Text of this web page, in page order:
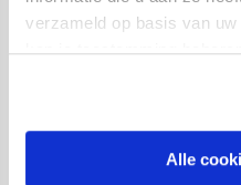
verzameld op basis van
kan je toestemming
Alle
Jong FC Utrecht - Telstar
29. Mohamed Mallahi 1-0
Raymond